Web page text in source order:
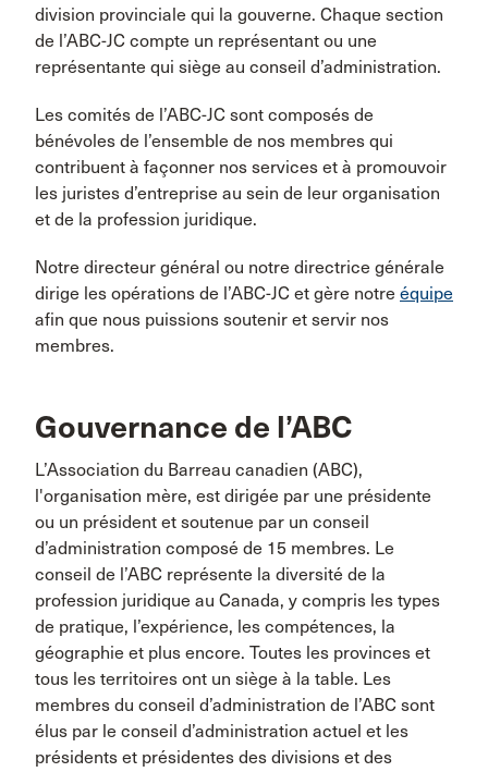
division provinciale qui la gouverne. Chaque section
de l’ABC-JC compte un représentant ou une
représentante qui siège au conseil d’administration.
Les comités de l’ABC-JC sont composés de
bénévoles de l’ensemble de nos membres qui
contribuent à façonner nos services et à promouvoir
les juristes d’entreprise au sein de leur organisation
et de la profession juridique.
Notre directeur général ou notre directrice générale
dirige les opérations de l’ABC-JC et gère notre équipe
afin que nous puissions soutenir et servir nos
membres.
Gouvernance de l’ABC
L’Association du Barreau canadien (ABC),
l'organisation mère, est dirigée par une présidente
ou un président et soutenue par un conseil
d’administration composé de 15 membres. Le
conseil de l’ABC représente la diversité de la
profession juridique au Canada, y compris les types
de pratique, l’expérience, les compétences, la
géographie et plus encore. Toutes les provinces et
tous les territoires ont un siège à la table. Les
membres du conseil d’administration de l’ABC sont
élus par le conseil d’administration actuel et les
présidents et présidentes des divisions et des